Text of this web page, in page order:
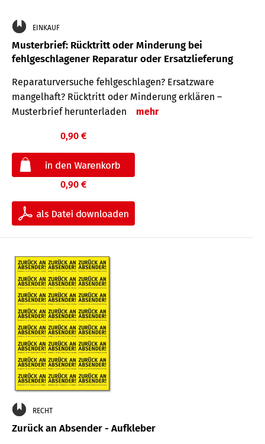
EINKAUF
Musterbrief: Rücktritt oder Minderung bei
fehlgeschlagener Reparatur oder Ersatzlieferung
Reparaturversuche fehlgeschlagen? Ersatzware
mangelhaft? Rücktritt oder Minderung erklären –
Musterbrief herunterladen
mehr
0,90 €
0,90 €
RECHT
Zurück an Absender - Aufkleber